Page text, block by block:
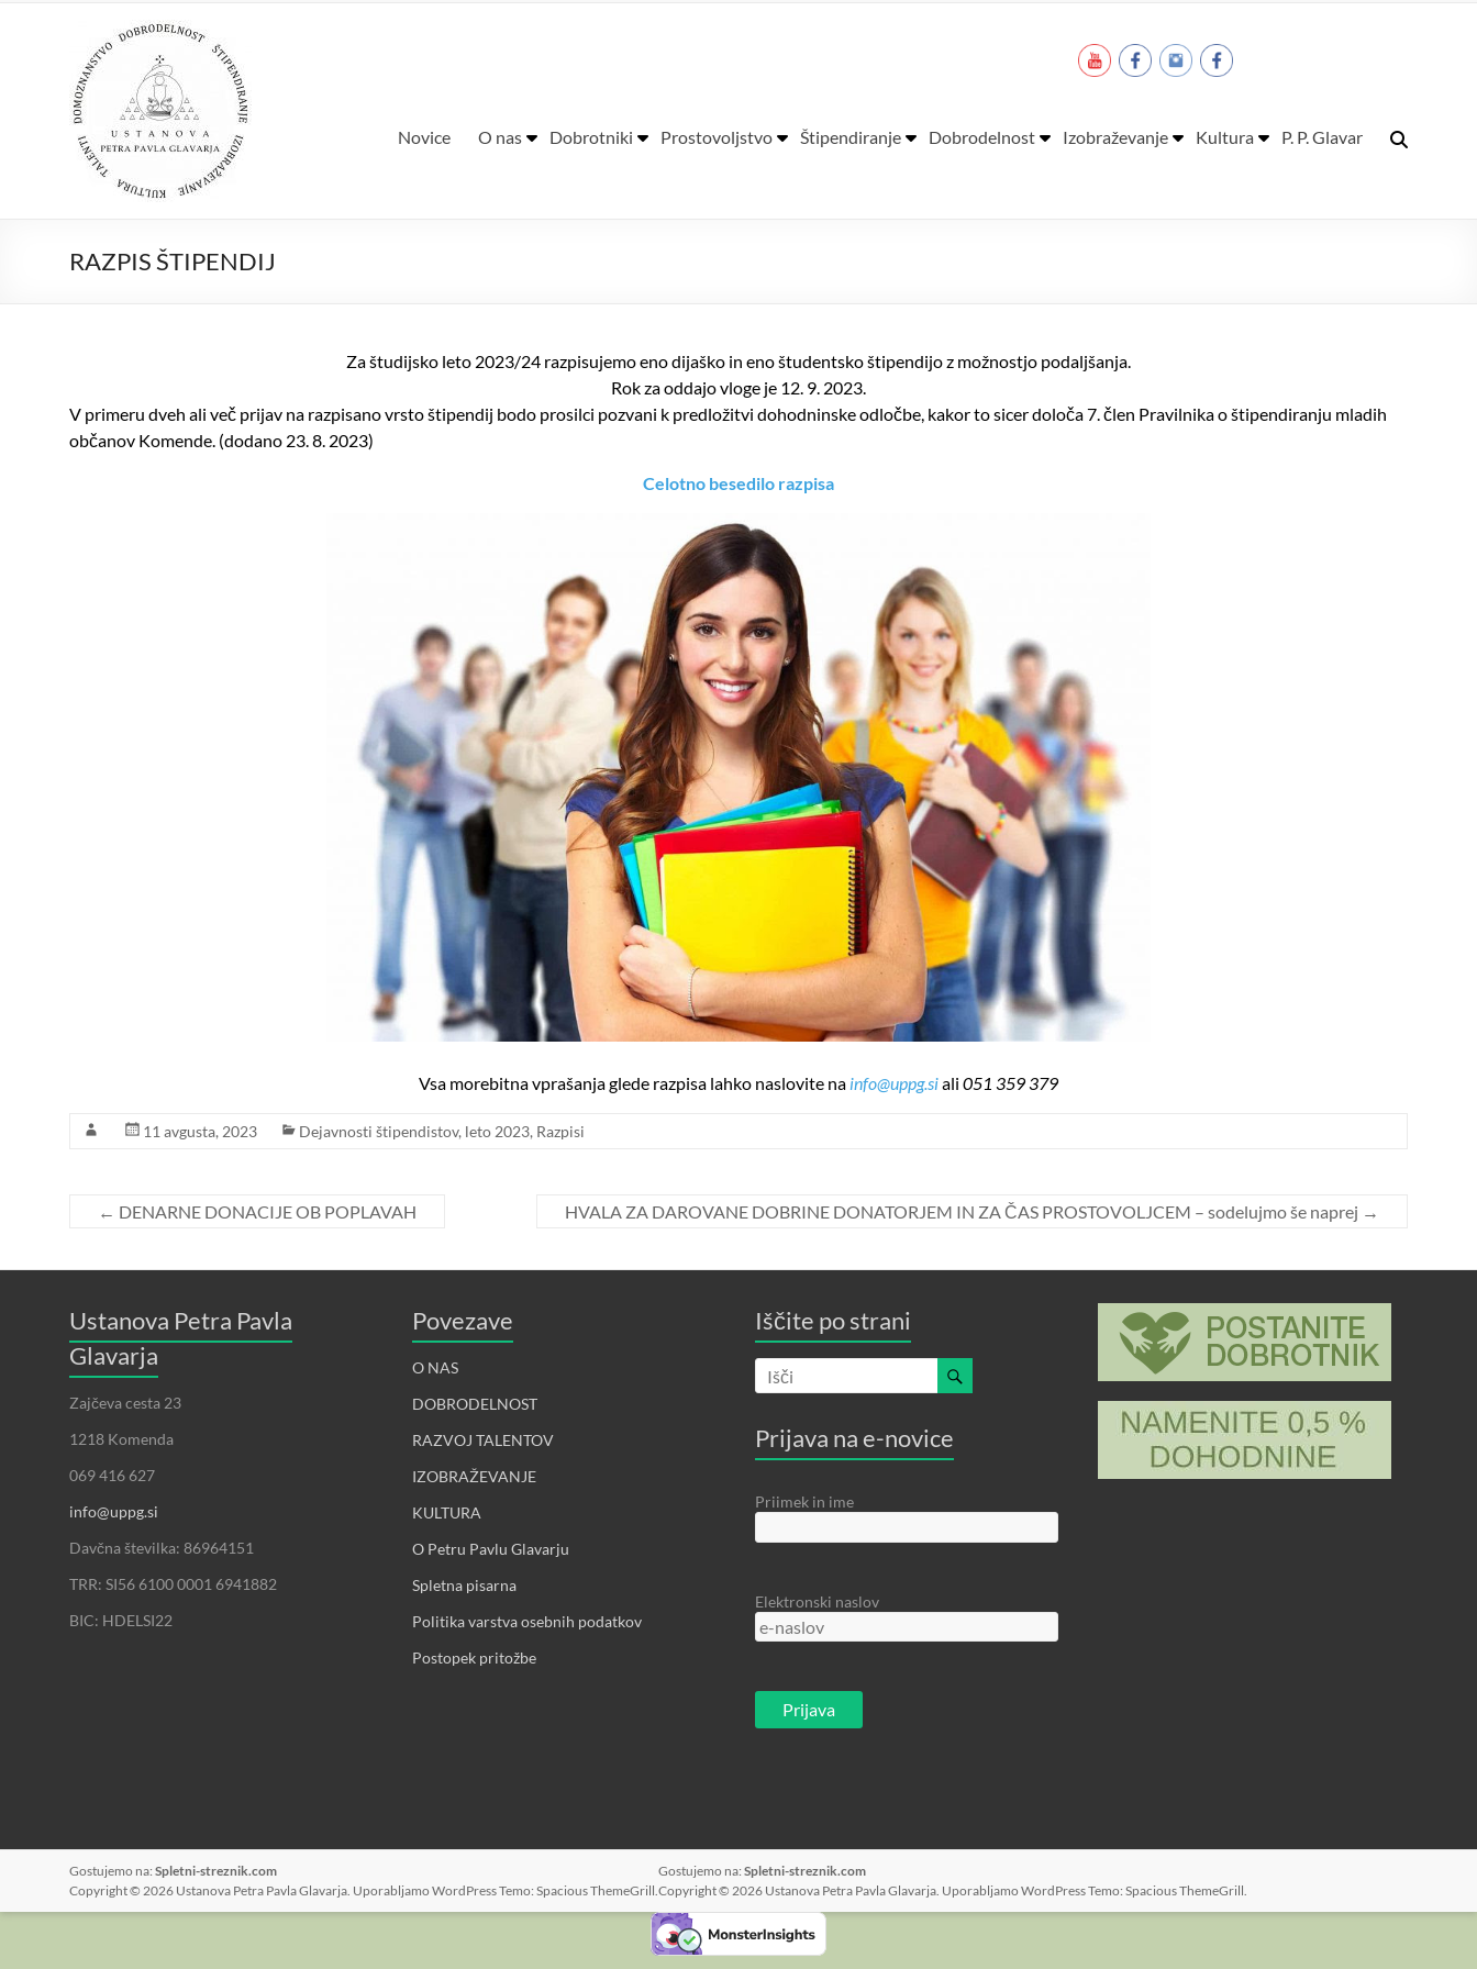
Novice O nas Dobrotniki Prostovoljstvo Štipendiranje Dobrodelnost Izobraževanje Kultura P. P. Glavar
RAZPIS ŠTIPENDIJ
Za študijsko leto 2023/24 razpisujemo eno dijaško in eno študentsko štipendijo z možnostjo podaljšanja.
Rok za oddajo vloge je 12. 9. 2023.
V primeru dveh ali več prijav na razpisano vrsto štipendij bodo prosilci pozvani k predložitvi dohodninske odločbe, kakor to sicer določa 7. člen Pravilnika o štipendiranju mladih
občanov Komende. (dodano 23. 8. 2023)
Celotno besedilo razpisa
Vsa morebitna vprašanja glede razpisa lahko naslovite na info@uppg.siali 051 359 379
11 avgusta, 2023 Dejavnosti štipendistov, leto 2023, Razpisi
← DENARNE DONACIJE OB POPLAVAH HVALA ZA DAROVANE DOBRINE DONATORJEM IN ZA ČAS PROSTOVOLJCEM – sodelujmo še naprej →
Ustanova Petra Pavla
Glavarja
Zajčeva cesta 23
1218 Komenda
069 416 627
info@uppg.si
Davčna številka: 86964151
TRR: SI56 6100 0001 6941882
BIC: HDELSI22
Povezave
O NAS
DOBRODELNOST
RAZVOJ TALENTOV
IZOBRAŽEVANJE
KULTURA
O Petru Pavlu Glavarju
Spletna pisarna
Politika varstva osebnih podatkov
Postopek pritožbe
Iščite po strani
Prijava na e-novice
Priimek in ime
Elektronski naslov
Gostujemo na: Spletni-streznik.com
Copyright © 2026 Ustanova Petra Pavla Glavarja. Uporabljamo WordPressTemo: SpaciousThemeGrill.
Gostujemo na: Spletni-streznik.com
Copyright © 2026 Ustanova Petra Pavla Glavarja. Uporabljamo WordPressTemo: SpaciousThemeGrill.